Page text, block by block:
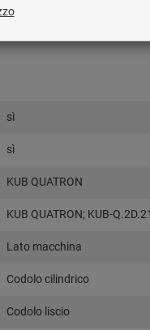
sì
sì
KUB QUATRON
KUB QUATRON; KUB-
Lato macchina
Codolo cilindrico
Codolo liscio